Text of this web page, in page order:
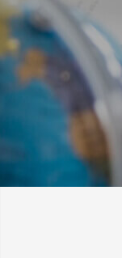
英國
美國
紐西
亞洲